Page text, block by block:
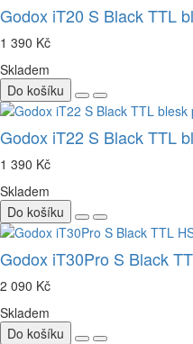
Godox iT20 S Black TTL
1 390 Kč
Skladem
Do košíku
Godox iT22 S Black TTL
1 390 Kč
Skladem
Do košíku
Godox iT30Pro S Black
2 090 Kč
Skladem
Do košíku